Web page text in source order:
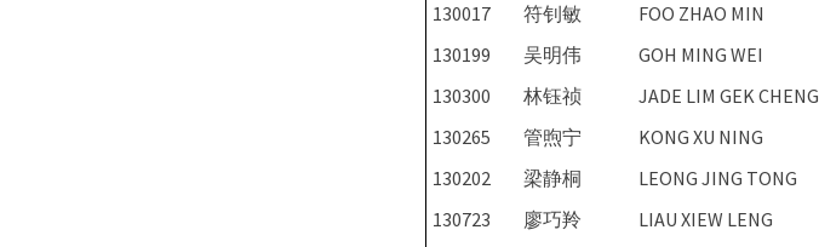
130017
符钊敏 FOO ZHAO MIN
130199
吴明伟 GOH MING WEI
130300
林钰祯 JADE LIM GEK CHENG
130265
管煦宁 KONG XU NING
130202
梁静桐 LEONG JING TONG
130723
廖巧羚 LIAU XIEW LENG